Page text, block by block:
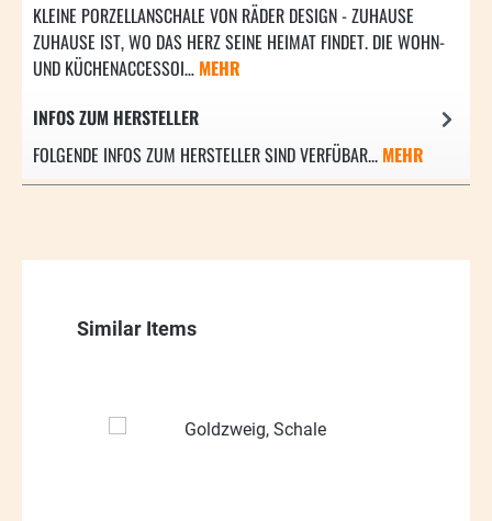
KLEINE PORZELLANSCHALE VON RÄDER DESIGN - ZUHAUSE
ZUHAUSE IST, WO DAS HERZ SEINE HEIMAT FINDET. DIE WOHN-
UND KÜCHENACCESSOI… MEHR
INFOS ZUM HERSTELLER
FOLGENDE INFOS ZUM HERSTELLER SIND VERFÜBAR... MEHR
Produktgalerie überspringen
Similar Items